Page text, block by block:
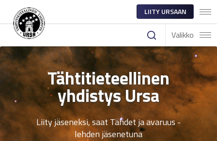
LIITY URSAAN
Valikko
Tähtitieteellinen
yhdistys Ursa
Liity jäseneksi, saat Tähdet ja avaruus -
lehden jäsenetuna